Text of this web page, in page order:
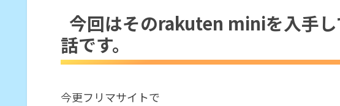
中古でrakuten miniを買いました。
おサイフケータイで使ってみます。
おサイフケータイの「モバイルSuica」「
今回はそのrakuten miniを入手
話です。
今更フリマサイトで